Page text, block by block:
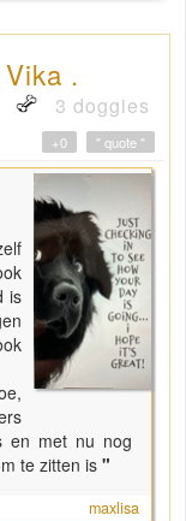
.
3 doggies
" quote "
+0
is
en met nu nog
te zitten is "
maxlisa